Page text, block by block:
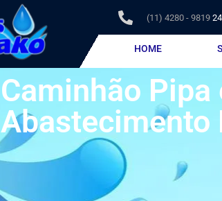
(11) 4280 - 9819
HOME
Caminhão
Abastecimento